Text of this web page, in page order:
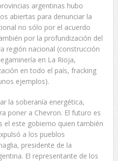
argentinas hubo
abiertas para denunciar la
no sólo por el acuerdo
por la profundización del
región nacional (construcción
en La Rioja,
en todo el país, fracking
ejemplos).
la soberanía energética,
poner a Chevron. El futuro es
el este gobierno quien también
a los pueblos
presidente de la
El representante de los